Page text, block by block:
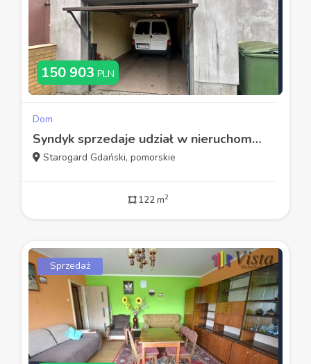
150 903 PLN
Dom
Syndyk sprzedaje udział w nieruchomości zabudowanej
Starogard Gdański, pomorskie
122 m2
Sprzedaż